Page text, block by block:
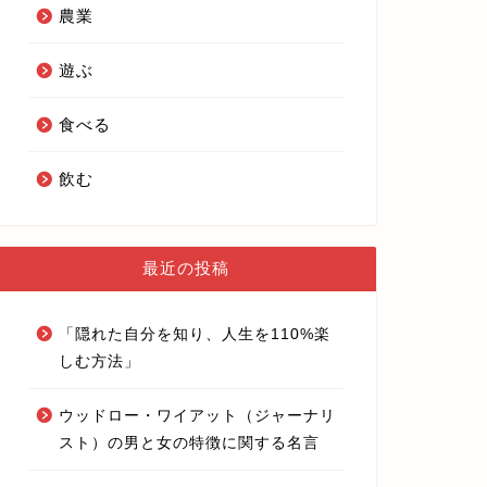
農業
遊ぶ
食べる
飲む
最近の投稿
「隠れた自分を知り、人生を110%楽
しむ方法」
ウッドロー・ワイアット（ジャーナリ
スト）の男と女の特徴に関する名言